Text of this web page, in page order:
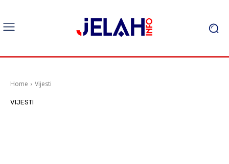
Home Vijesti
VIJESTI